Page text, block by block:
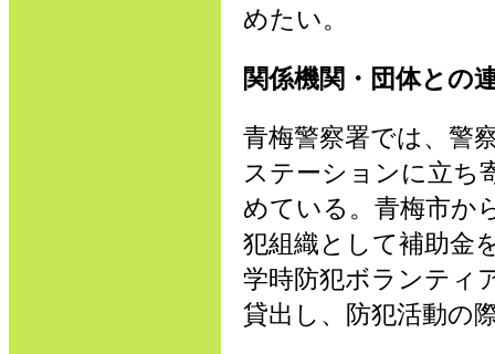
めたい。
関係機関・団体との
青梅警察署では、警
ステーションに立ち
めている。青梅市か
犯組織として補助金
学時防犯ボランティ
貸出し、防犯活動の